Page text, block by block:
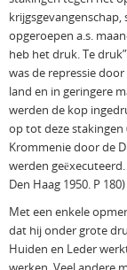
opgeroepen a.s.
heb het druk. Te
was de repressie
land en in geringere
werden de kop
op tot deze stakingen
Krommenie door de
werden
Den Haag 1950. P 180)
Met een enkele
dat hij onder grote
Huiden en Leder